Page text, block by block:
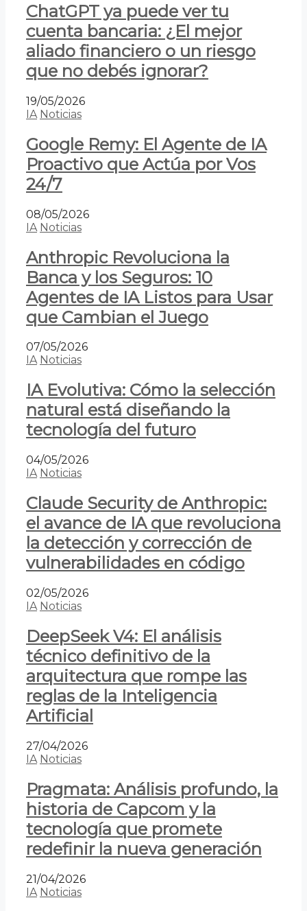
ChatGPT ya puede ver tu
cuenta bancaria: ¿El mejor
aliado financiero o un riesgo
que no debés ignorar?
19/05/2026
IA Noticias
Google Remy: El Agente de IA
Proactivo que Actúa por Vos
24/7
08/05/2026
IA Noticias
Anthropic Revoluciona la
Banca y los Seguros: 10
Agentes de IA Listos para Usar
que Cambian el Juego
07/05/2026
IA Noticias
IA Evolutiva: Cómo la selección
natural está diseñando la
tecnología del futuro
04/05/2026
IA Noticias
Claude Security de Anthropic:
el avance de IA que revoluciona
la detección y corrección de
vulnerabilidades en código
02/05/2026
IA Noticias
DeepSeek V4: El análisis
técnico definitivo de la
arquitectura que rompe las
reglas de la Inteligencia
Artificial
27/04/2026
IA Noticias
Pragmata: Análisis profundo, la
historia de Capcom y la
tecnología que promete
redefinir la nueva generación
21/04/2026
IA Noticias